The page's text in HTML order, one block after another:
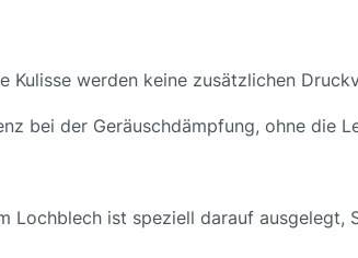
Kulisse werden keine zusätzlichen
bei der Geräuschdämpfung, ohne die
Lochblech ist speziell darauf